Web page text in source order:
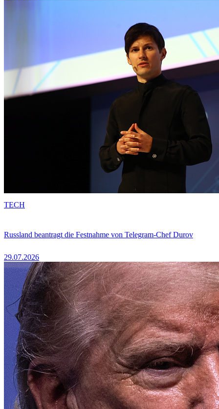
Russland beantragt die Festnahme von Telegram-Chef Durov
29.07.2026
TECH